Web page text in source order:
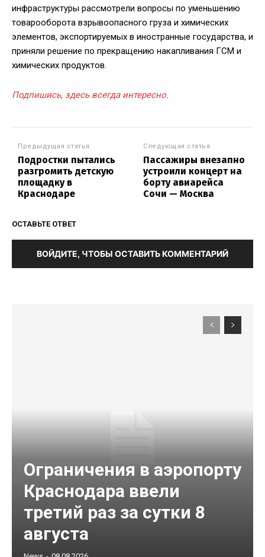
инфраструктуры рассмотрели вопросы по уменьшению
товарооборота взрывоопасного груза и химических
элементов, экспортируемых в иностранные государства, и
приняли решение по прекращению накапливания ГСМ и
химических продуктов.
Подпишись, здесь всегда интересно.
Предыдущая статья
Подростки пытались
разгромить детскую
площадку в
Краснодаре
Следующая статья
Пассажиры внезапно
устроили концерт на
борту авиарейса
Сочи — Москва
ОСТАВЬТЕ ОТВЕТ
ВОЙДИТЕ, ЧТОБЫ ОСТАВИТЬ КОММЕНТАРИЙ
Ограничения в аэропорту
Краснодара ввели
третий раз за сутки 8
августа